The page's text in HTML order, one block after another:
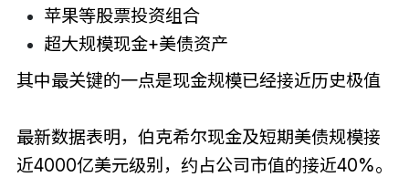
苹果等股票投资组合
超大规模现金+美债资产
其中最关键的一点是现金规模已经接近历史极值
最新数据表明，伯克希尔现金及短期美债规模接
近4000亿美元级别，约占公司市值的接近40%。